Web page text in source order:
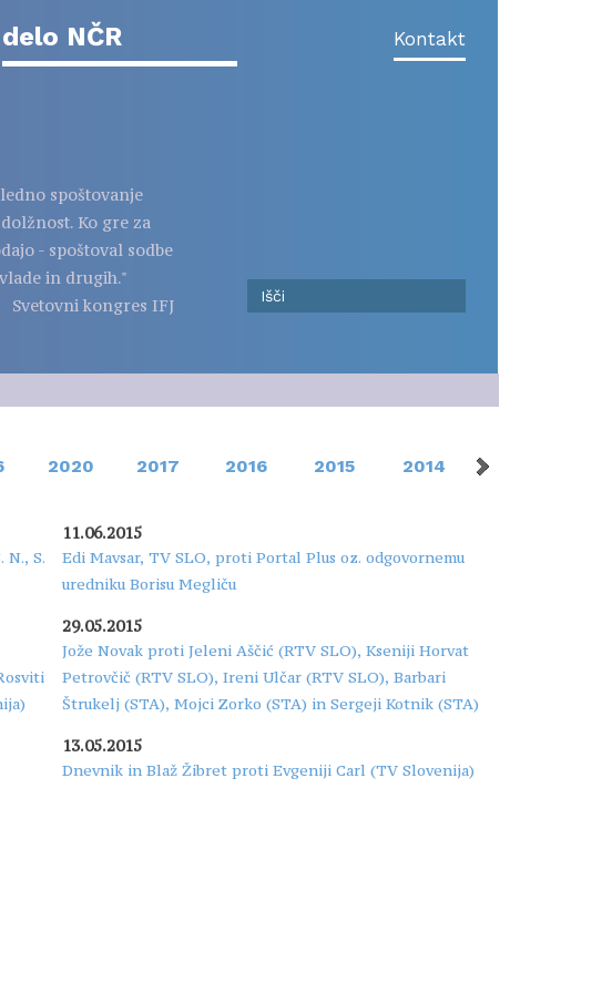
delo NČR Kontakt
spoštovanje
Ko gre za
- spoštoval sodbe
in drugih."
Svetovni kongres IFJ
2020 2017 2016 2015 2014
N., S.
11.06.2015
Edi Mavsar, TV SLO, proti Portal Plus oz. odgovornemu
uredniku Borisu Megliču
29.05.2015
Jože Novak proti Jeleni Aščić (RTV SLO), Kseniji Horvat
Petrovčič (RTV SLO), Ireni Ulčar (RTV SLO), Barbari
Štrukelj (STA), Mojci Zorko (STA) in Sergeji Kotnik (STA)
13.05.2015
Dnevnik in Blaž Žibret proti Evgeniji Carl (TV Slovenija)